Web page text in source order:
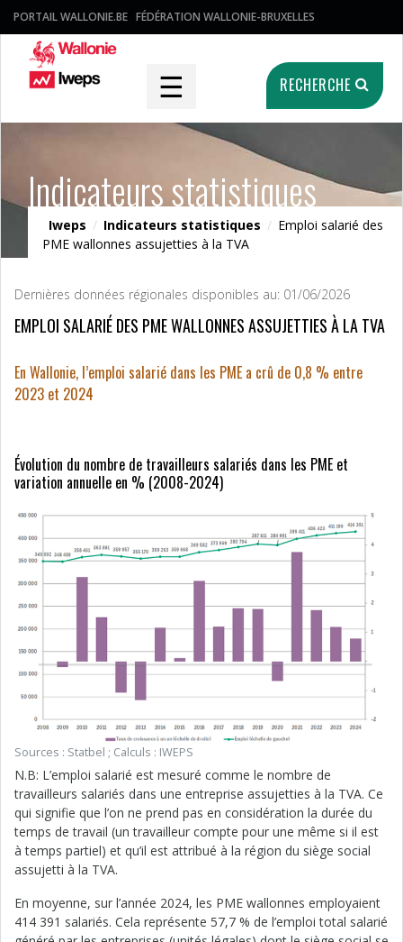
PORTAIL WALLONIE.BE FÉDÉRATION WALLONIE-BRUXELLES
☰ RECHERCHE
Indicateurs statistiques
Iweps / Indicateurs statistiques / Emploi salarié des
PME wallonnes assujetties à la TVA
Dernières données régionales disponibles au: 01/06/2026
EMPLOI SALARIÉ DES PME WALLONNES ASSUJETTIES À LA TVA
En Wallonie, l’emploi salarié dans les PME a crû de 0,8 % entre
2023 et 2024
Évolution du nombre de travailleurs salariés dans les PME et
variation annuelle en % (2008-2024)
Sources : Statbel ; Calculs : IWEPS
N.B: L’emploi salarié est mesuré comme le nombre de
travailleurs salariés dans une entreprise assujetties à la TVA. Ce
qui signifie que l’on ne prend pas en considération la durée du
temps de travail (un travailleur compte pour une même si il est
à temps partiel) et qu’il est attribué à la région du siège social
assujetti à la TVA.
En moyenne, sur l’année 2024, les PME wallonnes employaient
414 391 salariés. Cela représente 57,7 % de l’emploi total salarié